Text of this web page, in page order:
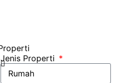
Jenis Properti